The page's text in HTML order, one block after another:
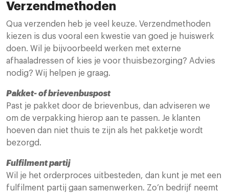
Verzendmethoden
Qua verzenden heb je veel keuze. Verzendmethoden
kiezen is dus vooral een kwestie van goed je huiswerk
doen. Wil je bijvoorbeeld werken met externe
afhaaladressen of kies je voor thuisbezorging? Advies
nodig? Wij helpen je graag.
Pakket- of brievenbuspost
Past je pakket door de brievenbus, dan adviseren we
om de verpakking hierop aan te passen. Je klanten
hoeven dan niet thuis te zijn als het pakketje wordt
bezorgd.
Fulfilment partij
Wil je het orderproces uitbesteden, dan kunt je met een
fulfilment partij gaan samenwerken. Zo’n bedrijf neemt